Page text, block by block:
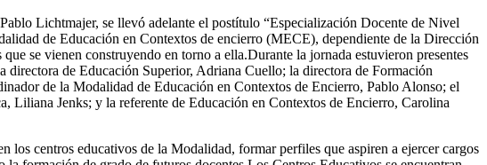
Lichtmajer, se llevó adelante el postítulo “Especialización Docente de Nivel
de Educación en Contextos de encierro (MECE), dependiente de la Dirección
se vienen construyendo en torno a ella.Durante la jornada estuvieron presentes
de Educación Superior, Adriana Cuello; la directora de Formación
de la Modalidad de Educación en Contextos de Encierro, Pablo Alonso; el
Jenks; y la referente de Educación en Contextos de Encierro, Carolina
los centros educativos de la Modalidad, formar perfiles que aspiren a ejercer cargos